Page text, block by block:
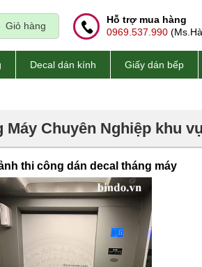
Giỏ hàng
Hỗ trợ mua hàng
0969.537.990
Decal dán kính Giấy dán bếp
Máy Chuyên Nghiệp khu
thi công dán decal tháng máy